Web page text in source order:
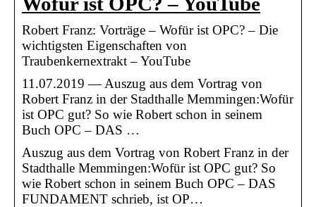
Robert Franz: Vorträge – Wofür ist OPC? – Die
wichtigsten Eigenschaften von
Traubenkernextrakt – YouTube
11.07.2019 — Auszug aus dem Vortrag von
Robert Franz in der Stadthalle Memmingen:Wofür
ist OPC gut? So wie Robert schon in seinem
Buch OPC – DAS …
Auszug aus dem Vortrag von Robert Franz in der
Stadthalle Memmingen:Wofür ist OPC gut? So
wie Robert schon in seinem Buch OPC – DAS
FUNDAMENT schrieb, ist OP…